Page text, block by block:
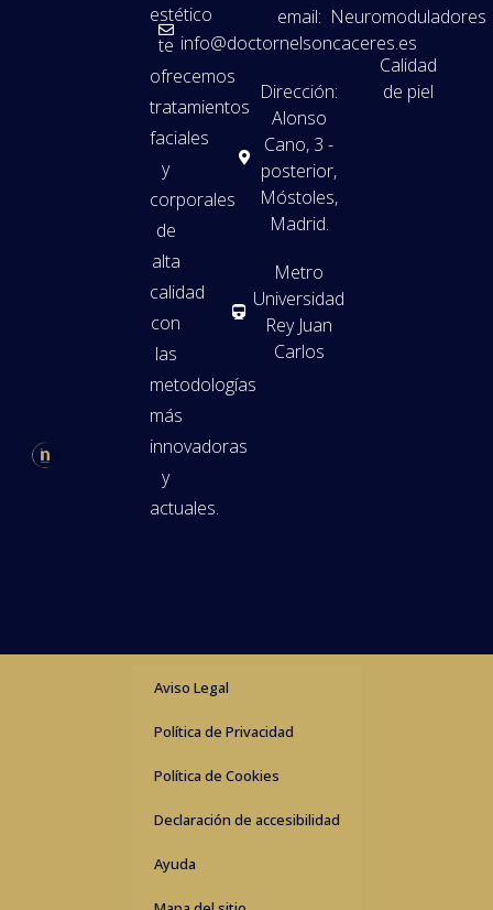
estético
te
ofrecemos
tratamientos
faciales
y
corporales
de
alta
calidad
con
las
metodologías
más
innovadoras
y
actuales.
email:
info@doctornelsoncaceres.es
Dirección:
Alonso
Cano, 3 -
posterior,
Móstoles,
Madrid.
Metro
Universidad
Rey Juan
Carlos
Neuromoduladores
Calidad
de piel
Aviso Legal
Política de Privacidad
Política de Cookies
Declaración de accesibilidad
Ayuda